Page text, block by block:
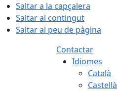
Saltar a la capçalera
Saltar al contingut
Saltar al peu de pàgina
Contactar
Idiomes
Català
Castellà